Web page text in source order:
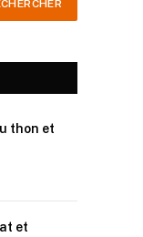
thon et
et